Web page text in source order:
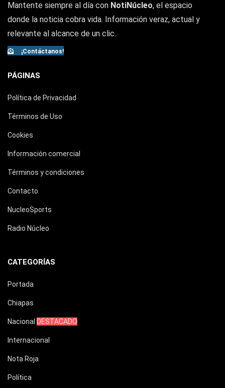
Mantente siempre al día con NotiNúcleo, el espacio
donde la noticia cobra vida. Información veraz, actual y
relevante al alcance de un clic.
¡Contáctanos!
PÁGINAS
Política de Privacidad
Términos de Uso
Cookies
Información comercial
Términos y condiciones
Contacto
NucleoSports
Radio Núcleo
CATEGORÍAS
Portada
Chiapas
Nacional DESTACADO
Internacional
Nota Roja
Política